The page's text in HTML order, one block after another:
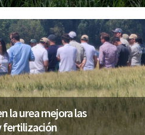
la urea mejora las
fertilización